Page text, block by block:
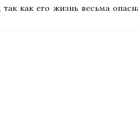
так как его жизнь весьма